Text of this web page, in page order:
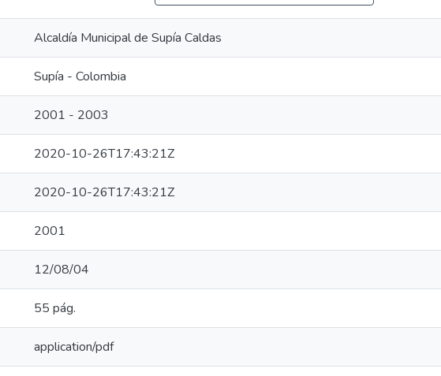
Alcaldía Municipal de Supía Caldas
Supía - Colombia
2001 - 2003
2020-10-26T17:43:21Z
2020-10-26T17:43:21Z
2001
12/08/04
55 pág.
application/pdf